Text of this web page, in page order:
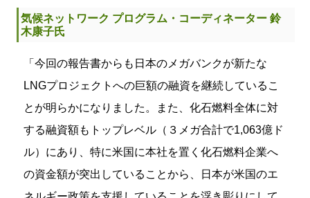
気候ネットワーク プログラム・コーディネーター 鈴
木康子氏
「今回の報告書からも日本のメガバンクが新たな
LNGプロジェクトへの巨額の融資を継続しているこ
とが明らかになりました。また、化石燃料全体に対
する融資額もトップレベル（３メガ合計で1,063億ド
ル）にあり、特に米国に本社を置く化石燃料企業へ
の資金額が突出していることから、日本が米国のエ